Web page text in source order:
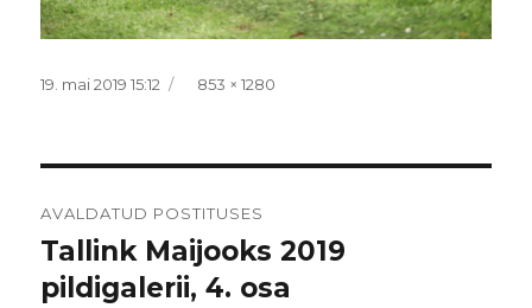
Postitatud
19. mai 2019 15:12 Täissuurus
853 × 1280
AVALDATUD POSTITUSES
Tallink Maijooks 2019
pildigalerii, 4. osa